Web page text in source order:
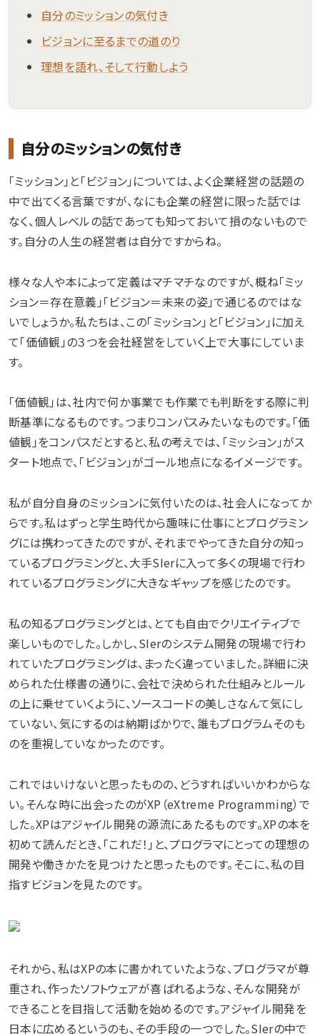
自分のミッションの気付き
ビジョンに至るまでの道のり
理想を語れ、そして行動しよう
自分のミッションの気付き
「ミッション」と「ビジョン」については、よく企業経営の話題の
中で出てくる言葉ですが、なにも企業の経営に限った話では
なく、個人レベルの話であっても知っておいて損のないもので
す。自分の人生の経営者は自分ですからね。
様々な人や本によって定義はマチマチなのですが、概ね「ミッ
ション＝存在意義」「ビジョン＝未来の姿」で通じるのではな
いでしょうか。私たちは、この「ミッション」と「ビジョン」に加え
て「価値観」の３つを会社経営をしていく上で大事にしていま
す。
「価値観」は、社内で何か事業でも作業でも判断をする際に判
断基準になるものです。つまりコンパスみたいなものです。「価
値観」をコンパスだとすると、私の考えでは、「ミッション」がス
タート地点で、「ビジョン」がゴール地点になるイメージです。
私が自分自身のミッションに気付いたのは、社会人になってか
らです。私はずっと学生時代から趣味に仕事にとプログラミン
グには携わってきたのですが、それまでやってきた自分の知っ
ているプログラミングと、大手SIerに入って多くの現場で行わ
れているプログラミングに大きなギャップを感じたのです。
私の知るプログラミングとは、とても自由でクリエイティブで
楽しいものでした。しかし、SIerのシステム開発の現場で行わ
れていたプログラミングは、まったく違っていました。詳細に決
められた仕様書の通りに、会社で決められた仕組みとルール
の上に乗せていくように、ソースコードの美しさなんて気にし
ていない、気にするのは納期ばかりで、誰もプログラムそのも
のを重視していなかったのです。
これではいけないと思ったものの、どうすればいいかわからな
い。そんな時に出会ったのがXP（eXtreme Programming）で
した。XPはアジャイル開発の源流にあたるものです。XPの本を
初めて読んだとき、「これだ！」と、プログラマにとっての理想の
開発や働きかたを見つけたと思ったものです。そこに、私の目
指すビジョンを見たのです。
それから、私はXPの本に書かれていたような、プログラマが尊
重され、作ったソフトウェアが喜ばれるような、そんな開発が
できることを目指して活動を始めるのです。アジャイル開発を
日本に広めるというのも、その手段の一つでした。SIerの中で